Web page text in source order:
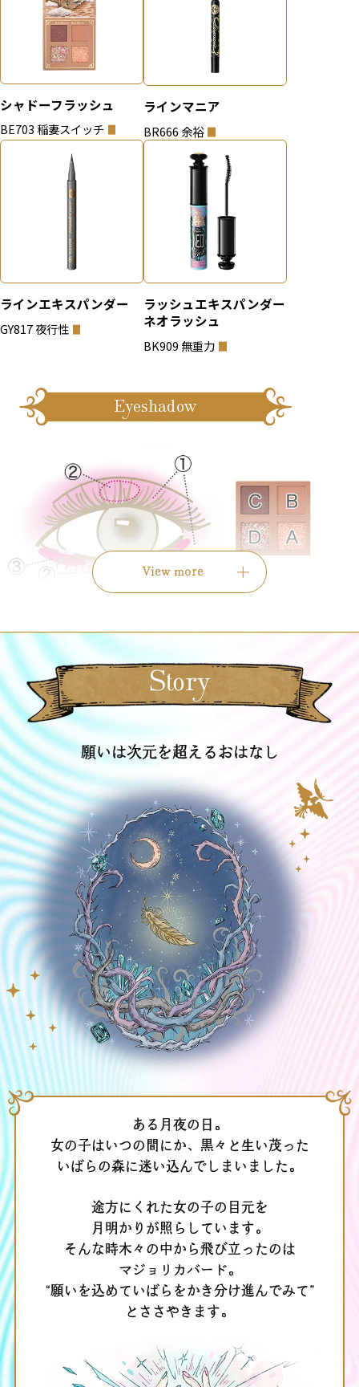
シャドーフラッシュ
BE703 稲妻スイッチ
ラインマニア
BR666 余裕
ラインエキスパンダー
GY817 夜行性
ラッシュエキスパンダー
ネオラッシュ
BK909 無重力
Eyeshadow
カラーを上下まぶた全体に広げます。
2. D フラッシュグリッターカラー
布します。
3. A ハイライトラメカラーを下まぶたの目頭側にぼ
かし入れます。
4. C 影色パールカラーを下まぶたの目尻側に細くぼ
かします。
View more
Story
願いは次元を超えるおはなし
ある月夜の日。
女の子はいつの間にか、黒々と生い茂った
いばらの森に迷い込んでしまいました。
途方にくれた女の子の目元を
月明かりが照らしています。
そんな時木々の中から飛び立ったのは
マジョリカバード。
“願いを込めていばらをかき分け進んでみて”
とささやきます。